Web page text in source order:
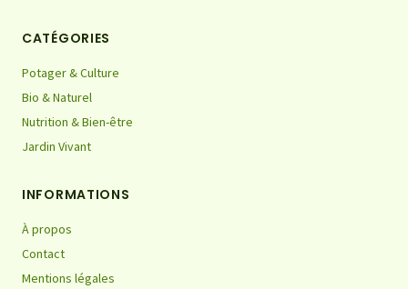
CATÉGORIES
Potager & Culture
Bio & Naturel
Nutrition & Bien-être
Jardin Vivant
INFORMATIONS
À propos
Contact
Mentions légales